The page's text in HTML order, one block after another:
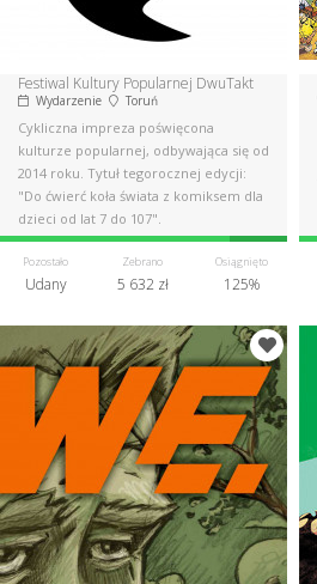
Festiwal Kultury Popularnej DwuTakt
Wydarzenie Toruń
Cykliczna impreza poświęcona
kulturze popularnej, odbywająca się od
2014 roku. Tytuł tegorocznej edycji:
"Do ćwierć koła świata z komiksem dla
dzieci od lat 7 do 107".
Pozostało
Udany
Zebrano
5 632 zł
Osiągnięto
125%